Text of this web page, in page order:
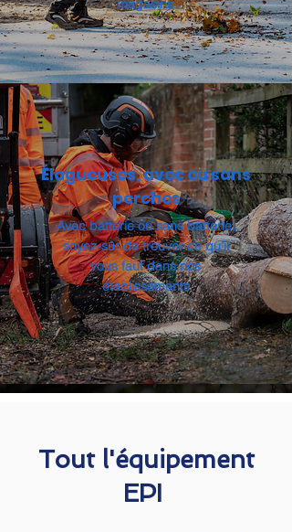
magasins
Élagueuses, avec ou sans
perches
Avec batterie ou sans batterie,
soyez-sûr de trouver ce qu'il
vous faut dans nos
établissements
Tout l'équipement
EPI